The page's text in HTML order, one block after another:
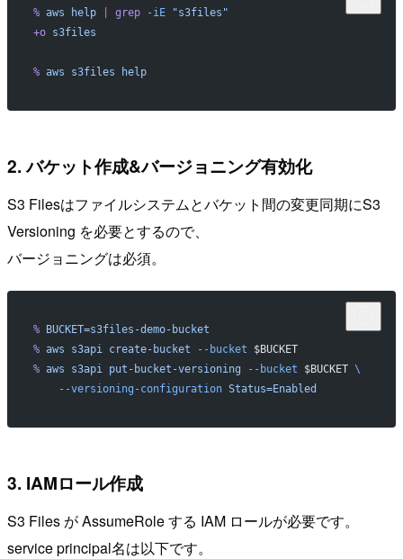
% aws help | grep -iE "s3files"
+o s3files
% aws s3files help
2. バケット作成&バージョニング有効化
S3 Filesはファイルシステムとバケット間の変更同期にS3
Versioning を必要とするので、
バージョニングは必須。
% BUCKET=s3files-demo-bucket
% aws s3api create-bucket --bucket $BUCKET
% aws s3api put-bucket-versioning --bucket $BUCKET \
    --versioning-configuration
Status=Enabled
3. IAMロール作成
S3 Files が AssumeRole する IAM ロールが必要です。
service principal名は以下です。